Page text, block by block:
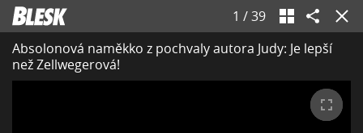
1 /39
Absolonová naměkko z pochvaly autora Judy: Je lepší
než Zellwegerová!